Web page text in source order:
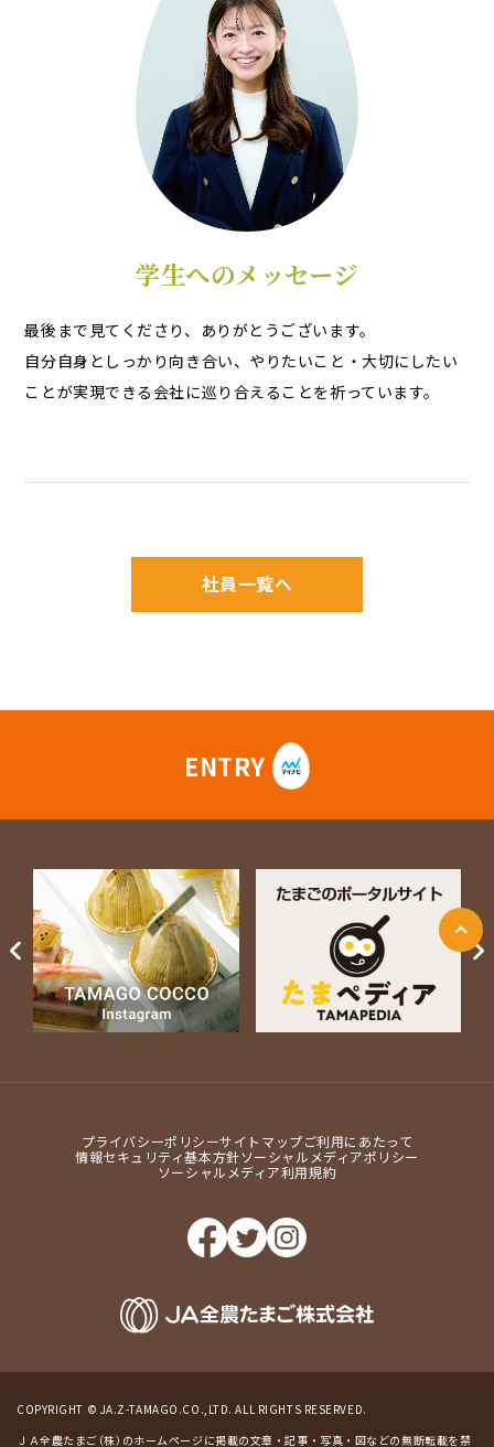
学生へのメッセージ
最後まで見てくださり、ありがとうございます。
自分自身としっかり向き合い、やりたいこと・大切にしたい
ことが実現できる会社に巡り合えることを祈っています。
社員一覧へ
ENTRY
プライバシーポリシーサイトマップご利用にあたって
情報セキュリティ基本方針ソーシャルメディアポリシー
ソーシャルメディア利用規約
COPYRIGHT © JA.Z-TAMAGO.CO.,LTD. ALL RIGHTS RESERVED.
ＪＡ全農たまご（株）のホームページに掲載の文章・記事・写真・図などの無断転載を禁
ージ上部に戻る